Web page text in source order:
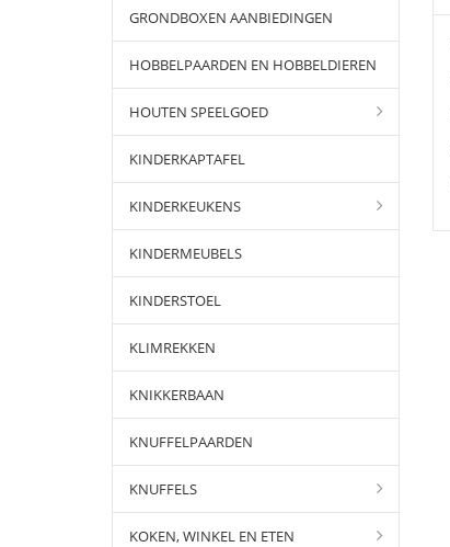
GRONDBOXEN AANBIEDINGEN
HOBBELPAARDEN EN HOBBELDIEREN
HOUTEN SPEELGOED
KINDERKAPTAFEL
KINDERKEUKENS
KINDERMEUBELS
KINDERSTOEL
KLIMREKKEN
KNIKKERBAAN
KNUFFELPAARDEN
KNUFFELS
KOKEN, WINKEL EN ETEN